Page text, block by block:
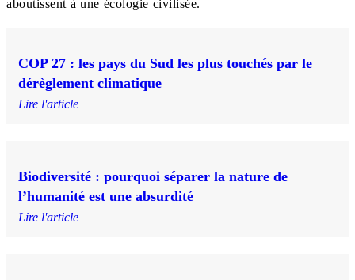
aboutissent à une écologie civilisée.
COP 27 : les pays du Sud les plus touchés par le
dérèglement climatique
Lire l'article
Biodiversité : pourquoi séparer la nature de
l’humanité est une absurdité
Lire l'article